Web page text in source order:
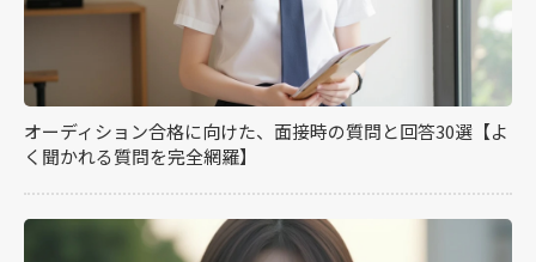
オーディション合格に向けた、面接時の質問と回答30選【よ
く聞かれる質問を完全網羅】